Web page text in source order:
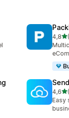
4,85
4,65
Easy